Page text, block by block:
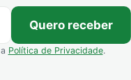
Quero receber
Política de Privacidade.